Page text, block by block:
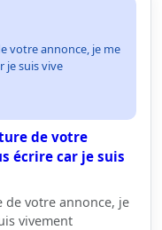
votre annonce, je me
je suis vive
de votre
écrire car je suis
de votre annonce, je
vivement